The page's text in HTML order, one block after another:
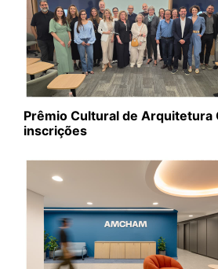
Prêmio Cultural de Arquitetura
inscrições